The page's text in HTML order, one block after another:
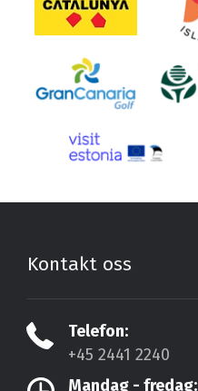
Kontakt oss
Telefon:
+45 2441 2240
Mandag - fredag: